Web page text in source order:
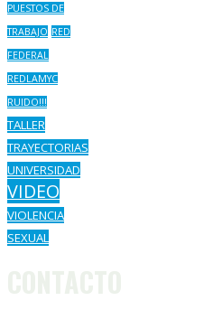
PUESTOS DE
TRABAJO RED
FEDERAL
REDLAMYC
RUIDO!!!
TALLER
TRAYECTORIAS
UNIVERSIDAD
VIDEO
VIOLENCIA
SEXUAL